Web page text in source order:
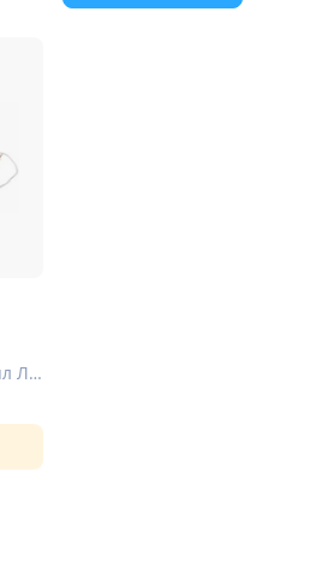
Валентайн Интернейшнл Лтд.